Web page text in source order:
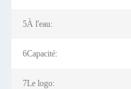
5À l'eau:
6Capacité:
7Le logo: